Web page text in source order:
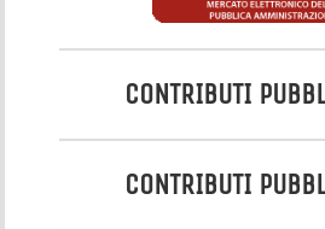
CONTRIBUTI
CONTRIBUTI